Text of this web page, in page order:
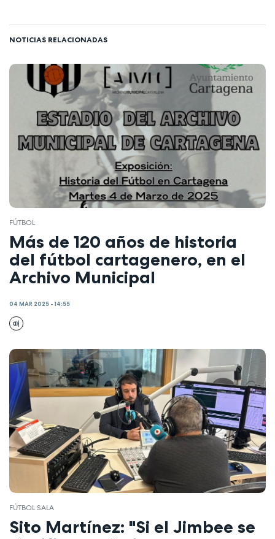
NOTICIAS RELACIONADAS
FÚTBOL
Más de 120 años de historia
del fútbol cartagenero, en el
Archivo Municipal
04 MAR 2025 - 14:55
FÚTBOL SALA
Sito Martínez: "Si el Jimbee se